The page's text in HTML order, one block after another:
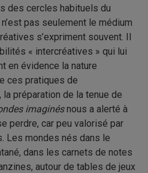
des cercles habituels du
pas seulement le médium
s’expriment souvent. Il
« intercréatives » qui lui
en évidence la nature
ces pratiques de
la préparation de la tenue de
imaginésnous a alerté à
perdre, car peu valorisé par
Les mondes nés dans le
dans les carnets de notes
autour de tables de jeux